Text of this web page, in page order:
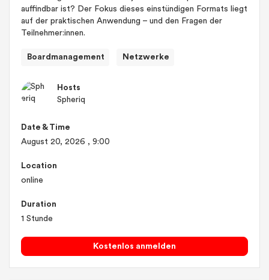
auffindbar ist? Der Fokus dieses einstündigen Formats liegt
auf der praktischen Anwendung – und den Fragen der
Teilnehmer:innen.
Boardmanagement Netzwerke
Hosts
Spheriq
Date & Time
August 20, 2026 , 9:00
Location
online
Duration
1 Stunde
Kostenlos anmelden